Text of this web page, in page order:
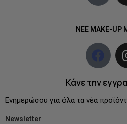
NEE MAKE-UP
Κάνε την
Ενημερώσου για όλα τα νέα
Newsletter